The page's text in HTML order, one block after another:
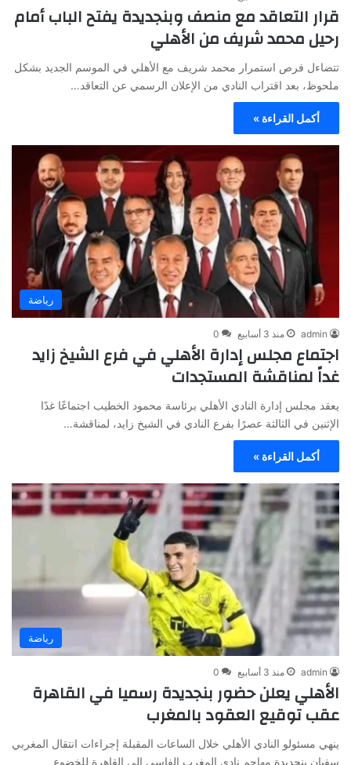
قرار التعاقد مع منصف وبنجديدة يفتح الباب أمام
رحيل محمد شريف من الأهلي
تتضاءل فرص استمرار محمد شريف مع الأهلي في الموسم الجديد بشكل
ملحوظ، بعد اقتراب النادي من الإعلان الرسمي عن التعاقد…
أكمل القراءة »
رياضة
admin منذ 3 أسابيع 0
اجتماع مجلس إدارة الأهلي في فرع الشيخ زايد
غداً لمناقشة المستجدات
يعقد مجلس إدارة النادي الأهلي برئاسة محمود الخطيب اجتماعًا غدًا
الإثنين في الثالثة عصرًا بفرع النادي في الشيخ زايد، لمناقشة…
أكمل القراءة »
رياضة
admin منذ 3 أسابيع 0
الأهلي يعلن حضور بنجديدة رسميا في القاهرة
عقب توقيع العقود بالمغرب
ينهي مسئولو النادي الأهلي خلال الساعات المقبلة إجراءات انتقال المغربي
سفيان بنجديدة مهاجم نادي المغرب الفاسي إلى القاهرة للخضوع